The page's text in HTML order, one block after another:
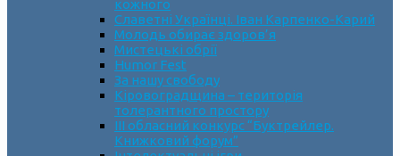
кожного
Славетні Українці. Іван Карпенко-Карий
Молодь обирає здоров’я
Мистецькі обрії
Humor Fest
За нашу свободу
Кіровоградщина – територія
толерантного простору
ІII обласний конкурс “Буктрейлер.
Книжковий форум”